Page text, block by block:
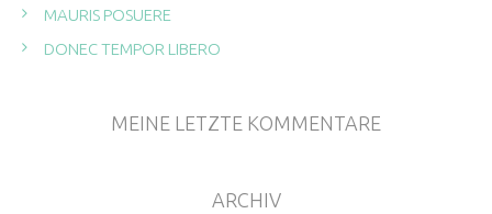
MAURIS POSUERE
DONEC TEMPOR LIBERO
MEINE LETZTE KOMMENTARE
ARCHIV